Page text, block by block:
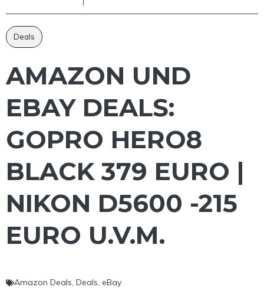
Deals
AMAZON UND
EBAY DEALS:
GOPRO HERO8
BLACK 379 EURO |
NIKON D5600 -215
EURO U.V.M.
Amazon Deals, Deals, eBay